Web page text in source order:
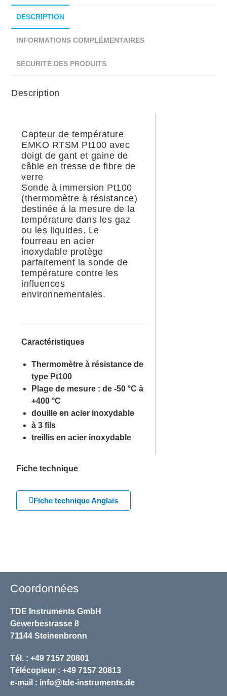
DESCRIPTION
INFORMATIONS COMPLÉMENTAIRES
SÉCURITÉ DES PRODUITS
Description
Capteur de température
EMKO RTSM Pt100 avec
doigt de gant et gaine de
câble en tresse de fibre de
verre
Sonde à immersion Pt100
(thermomètre à résistance)
destinée à la mesure de la
température dans les gaz
ou les liquides. Le
fourreau en acier
inoxydable protège
parfaitement la sonde de
température contre les
influences
environnementales.
Caractéristiques
Thermomètre à résistance de
type Pt100
Plage de mesure : de -50 °C à
+400 °C
douille en acier inoxydable
à 3 fils
treillis en acier inoxydable
Fiche technique
Fiche technique Anglais
Coordonnées
TDE Instruments GmbH
Gewerbestrasse 8
71144 Steinenbronn
Tél. : +49 7157 20801
Télécopieur : +49 7157 20813
e-mail : info@tde-instruments.de